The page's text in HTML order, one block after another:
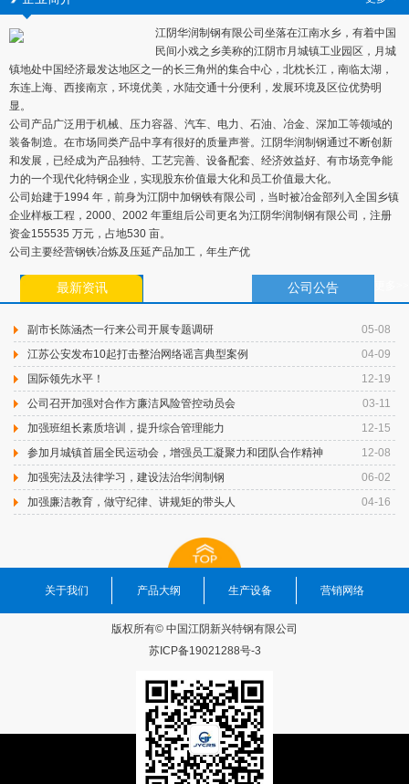
江阴华润制钢有限公司坐落在江南水乡，有着中国
民间小戏之乡美称的江阴市月城镇工业园区，月城
镇地处中国经济最发达地区之一的长三角州的集合中心，北枕长江，南临太湖，
东连上海、西接南京，环境优美，水陆交通十分便利，发展环境及区位优势明
显。
公司产品广泛用于机械、压力容器、汽车、电力、石油、冶金、深加工等领域的
装备制造。在市场同类产品中享有很好的质量声誉。江阴华润制钢通过不断创新
和发展，已经成为产品独特、工艺完善、设备配套、经济效益好、有市场竞争能
力的一个现代化特钢企业，实现股东价值最大化和员工价值最大化。
公司始建于1994 年，前身为江阴中加钢铁有限公司，当时被冶金部列入全国乡镇
企业样板工程，2000、2002 年重组后公司更名为江阴华润制钢有限公司，注册
资金155535 万元，占地530 亩。
公司主要经营钢铁冶炼及压延产品加工，年生产优
最新资讯 公司公告
05-08
副市长陈涵杰一行来公司开展专题调研
04-09
江苏公安发布10起打击整治网络谣言典型案例
12-19
国际领先水平！
03-11
公司召开加强对合作方廉洁风险管控动员会
12-15
加强班组长素质培训，提升综合管理能力
12-08
参加月城镇首届全民运动会，增强员工凝聚力和团队合作精神
06-02
加强宪法及法律学习，建设法治华润制钢
04-16
加强廉洁教育，做守纪律、讲规矩的带头人
关于我们 产品大纲 生产设备 营销网络
版权所有© 中国江阴新兴特钢有限公司
苏ICP备19021288号-3